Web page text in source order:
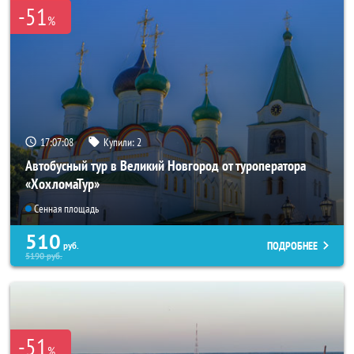
-51%
17:07:07 Купили: 2
Автобусный тур в Великий Новгород от туроператора
«ХохломаТур»
Сенная площадь
510 руб.
5190руб.
ПОДРОБНЕЕ
-51%